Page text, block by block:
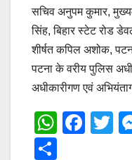
सचिव अनुपम कुमार,
सिंह, बिहार स्टेट रोड
शीर्षत कपिल अशोक,
पटना के वरीय पुलिस
अधीकारीगण एवं
W
F
T